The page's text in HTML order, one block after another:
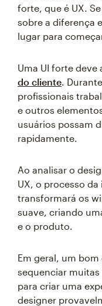
forte, que é UX.
sobre a diferença
lugar para
Uma UI forte deve
do cliente.
profissionais
e outros
usuários possam
rapidamente.
Ao analisar o
UX, o processo
transformará os
suave, criando
e o produto.
Em geral, um bom
sequenciar
para criar uma
designer